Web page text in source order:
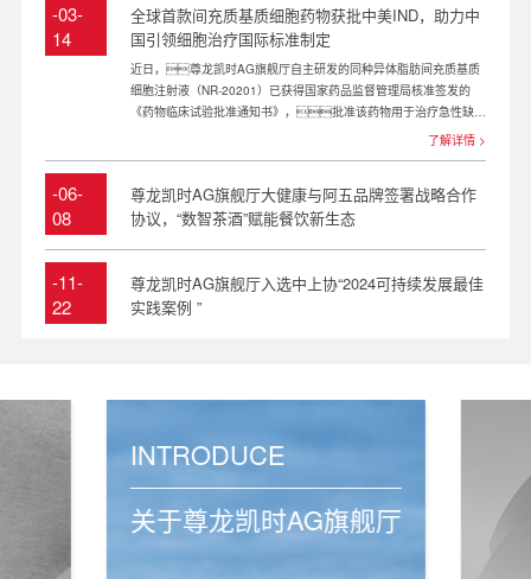
-03-
14
2025
全球首款间充质基质细胞药物获批中美IND，助力中
国引领细胞治疗国际标准制定
​近日，尊龙凯时AG旗舰厅自主研发的同种异体脂肪间充质基质
细胞注射液（NR-20201）已获得国家药品监督管理局核准签发的
《药物临床试验批准通知书》，批准该药物用于治疗急性缺血
了解详情 >
-06-
08
2025
尊龙凯时AG旗舰厅大健康与阿五品牌签署战略合作
协议，“数智茶酒”赋能餐饮新生态
-11-
22
2024
尊龙凯时AG旗舰厅入选中上协“2024可持续发展最佳
实践案例 ”
INTRODUCE
关于尊龙凯时AG旗舰厅